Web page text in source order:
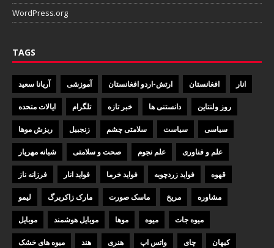
WordPress.org
TAGS
آریانا سعید آموزشی ارتش-اردو افغانستان افغانستان انار
ایالات متحده تلگرام خبر تازه دانستنی ها روز ولنتاین
ریزش موها زنجبیل سلامتی چشم سیاست سیاسی
شبانه مهریار صحت و سلامتی علم نجوم علم و فناوری
فرزانه ناز فواید انار فواید خرما فواید زردچوبه قهوه
لیمو مارک زاکربرگ ماسک صورت مریخ مشاوره
موبایل موبایل هوشمند موها میوه میوه جات
میوه های خشک هند هنری واتس اپ چای کیهان